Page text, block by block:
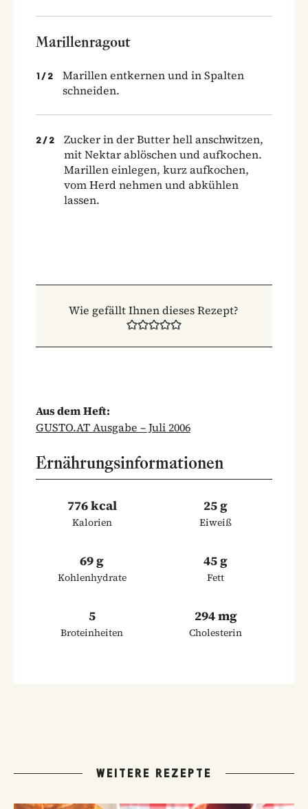
Marillenragout
1 / 2
Marillen entkernen und in Spalten
schneiden.
2 / 2
Zucker in der Butter hell anschwitzen,
mit Nektar ablöschen und aufkochen.
Marillen einlegen, kurz aufkochen,
vom Herd nehmen und abkühlen
lassen.
Wie gefällt Ihnen dieses Rezept?
Aus dem Heft:
GUSTO.AT Ausgabe – Juli 2006
Ernährungsinformationen
776 kcal
Kalorien
25 g
Eiweiß
69 g
Kohlenhydrate
45 g
Fett
5
Broteinheiten
294 mg
Cholesterin
WEITERE REZEPTE